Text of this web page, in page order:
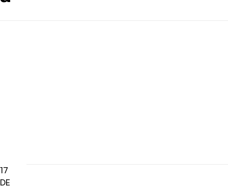
17
DE